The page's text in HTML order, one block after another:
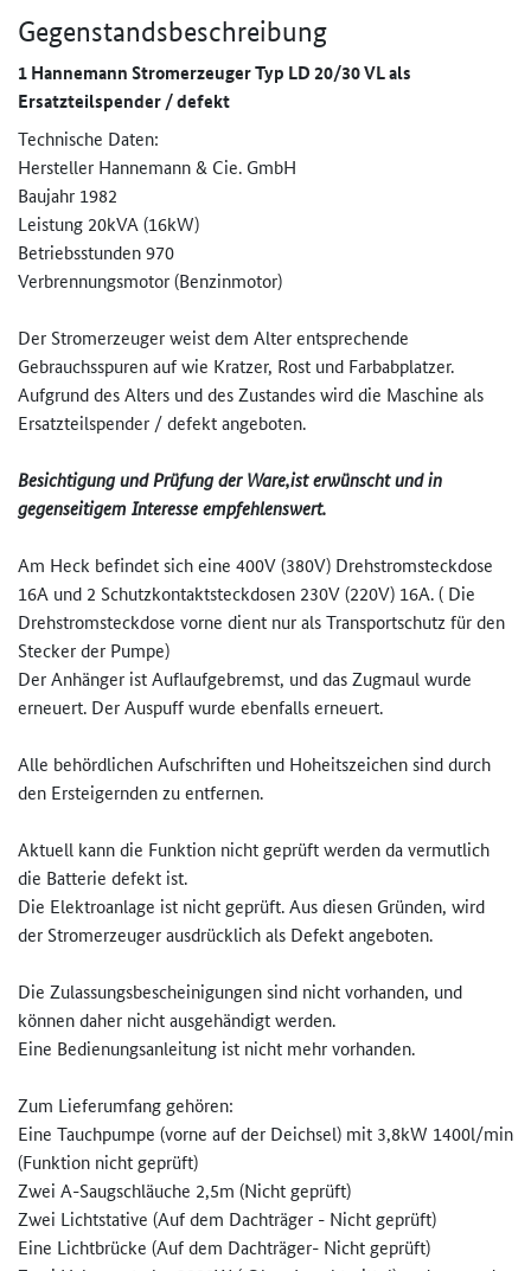
Gegenstandsbeschreibung
1 Hannemann Stromerzeuger Typ LD 20/30 VL als
Ersatzteilspender / defekt
Technische Daten:
Hersteller Hannemann & Cie. GmbH
Baujahr 1982
Leistung 20kVA (16kW)
Betriebsstunden 970
Verbrennungsmotor (Benzinmotor)
Der Stromerzeuger weist dem Alter entsprechende
Gebrauchsspuren auf wie Kratzer, Rost und Farbabplatzer.
Aufgrund des Alters und des Zustandes wird die Maschine als
Ersatzteilspender / defekt angeboten.
Besichtigung und Prüfung der Ware,ist erwünscht und in
gegenseitigem Interesse empfehlenswert.
Am Heck befindet sich eine 400V (380V) Drehstromsteckdose
16A und 2 Schutzkontaktsteckdosen 230V (220V) 16A. ( Die
Drehstromsteckdose vorne dient nur als Transportschutz für den
Stecker der Pumpe)
Der Anhänger ist Auflaufgebremst, und das Zugmaul wurde
erneuert. Der Auspuff wurde ebenfalls erneuert.
Alle behördlichen Aufschriften und Hoheitszeichen sind durch
den Ersteigernden zu entfernen.
Aktuell kann die Funktion nicht geprüft werden da vermutlich
die Batterie defekt ist.
Die Elektroanlage ist nicht geprüft. Aus diesen Gründen, wird
der Stromerzeuger ausdrücklich als Defekt angeboten.
Die Zulassungsbescheinigungen sind nicht vorhanden, und
können daher nicht ausgehändigt werden.
Eine Bedienungsanleitung ist nicht mehr vorhanden.
Zum Lieferumfang gehören:
Eine Tauchpumpe (vorne auf der Deichsel) mit 3,8kW 1400l/min
(Funktion nicht geprüft)
Zwei A-Saugschläuche 2,5m (Nicht geprüft)
Zwei Lichtstative (Auf dem Dachträger - Nicht geprüft)
Eine Lichtbrücke (Auf dem Dachträger- Nicht geprüft)